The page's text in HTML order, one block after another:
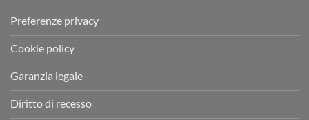
Preferenze privacy
Cookie policy
Garanzia legale
Diritto di recesso